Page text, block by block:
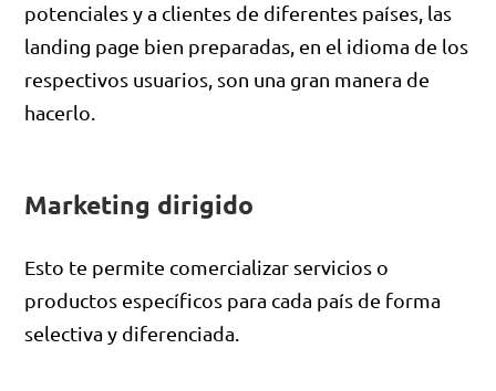
potenciales y a clientes de diferentes países, las
landing page bien preparadas, en el idioma de los
respectivos usuarios, son una gran manera de
hacerlo.
Marketing dirigido
Esto te permite comercializar servicios o
productos específicos para cada país de forma
selectiva y diferenciada.